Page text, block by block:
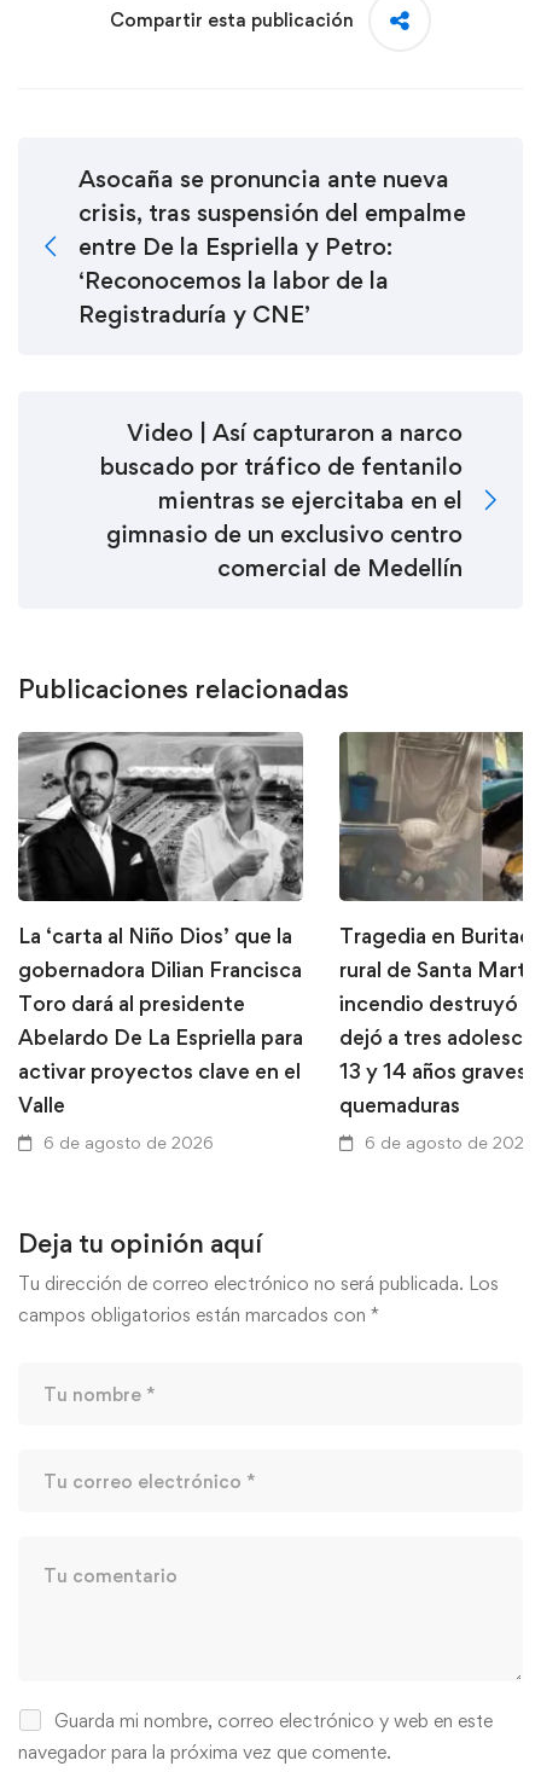
Compartir esta publicación
Asocaña se pronuncia ante nueva
crisis, tras suspensión del empalme
entre De la Espriella y Petro:
‘Reconocemos la labor de la
Registraduría y CNE’
Video | Así capturaron a narco
buscado por tráfico de fentanilo
mientras se ejercitaba en el
gimnasio de un exclusivo centro
comercial de Medellín
Publicaciones relacionadas
La ‘carta al Niño Dios’ que la
gobernadora Dilian Francisca
Toro dará al presidente
Abelardo De La Espriella para
activar proyectos clave en el
Valle
6 de agosto de 2026
Tragedia en
rural de Santa
incendio destruyó
dejó a tres
13 y 14 años graves
quemaduras
6 de agosto de 2026
Deja tu opinión aquí
Tu dirección de correo electrónico no será publicada. Los
campos obligatorios están marcados con *
Guarda mi nombre, correo electrónico y web en este
navegador para la próxima vez que comente.